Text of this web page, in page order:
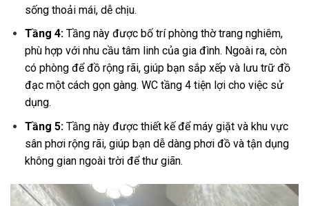
sống thoải mái, dễ chịu.
Tầng 4:Tầng này được bố trí phòng thờ trang nghiêm,
phù hợp với nhu cầu tâm linh của gia đình. Ngoài ra, còn
có phòng để đồ rộng rãi, giúp bạn sắp xếp và lưu trữ đồ
đạc một cách gọn gàng. WC tầng 4 tiện lợi cho việc sử
dụng.
Tầng 5:Tầng này được thiết kế để máy giặt và khu vực
sân phơi rộng rãi, giúp bạn dễ dàng phơi đồ và tận dụng
không gian ngoài trời để thư giãn.